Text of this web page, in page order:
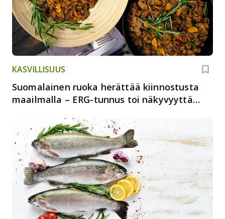
KASVILLISUUS
Suomalainen ruoka herättää kiinnostusta
maailmalla – ERG-tunnus toi näkyvyyttä